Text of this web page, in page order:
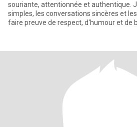
souriante, attentionnée et authentique.
simples, les conversations sincères et